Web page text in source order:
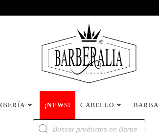
¡NEWS! CABELLO BARBA